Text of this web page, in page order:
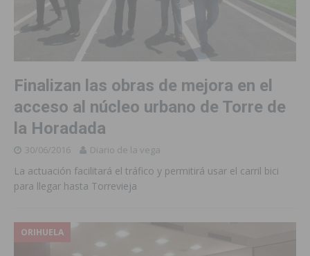
Finalizan las obras de mejora en el
acceso al núcleo urbano de Torre de
la Horadada
30/06/2016 Diario de la vega
La actuación facilitará el tráfico y permitirá usar el carril bici
para llegar hasta Torrevieja
ORIHUELA